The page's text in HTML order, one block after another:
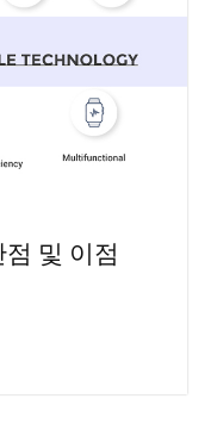
및 이점